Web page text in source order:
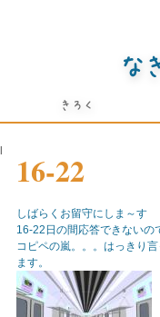
16-22
しばらくお留守にしま～す
16-22日の間応答できないの
コピペの嵐。。。はっきり
ます。